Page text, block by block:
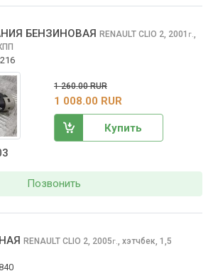
БЕНЗИНОВАЯ RENAULT CLIO 2, 2001 г.
1 260.00 RUR
1 008.00 RUR
Купить
Позвонить
RENAULT CLIO 2, 2005г.
хэтчбек, 1,5